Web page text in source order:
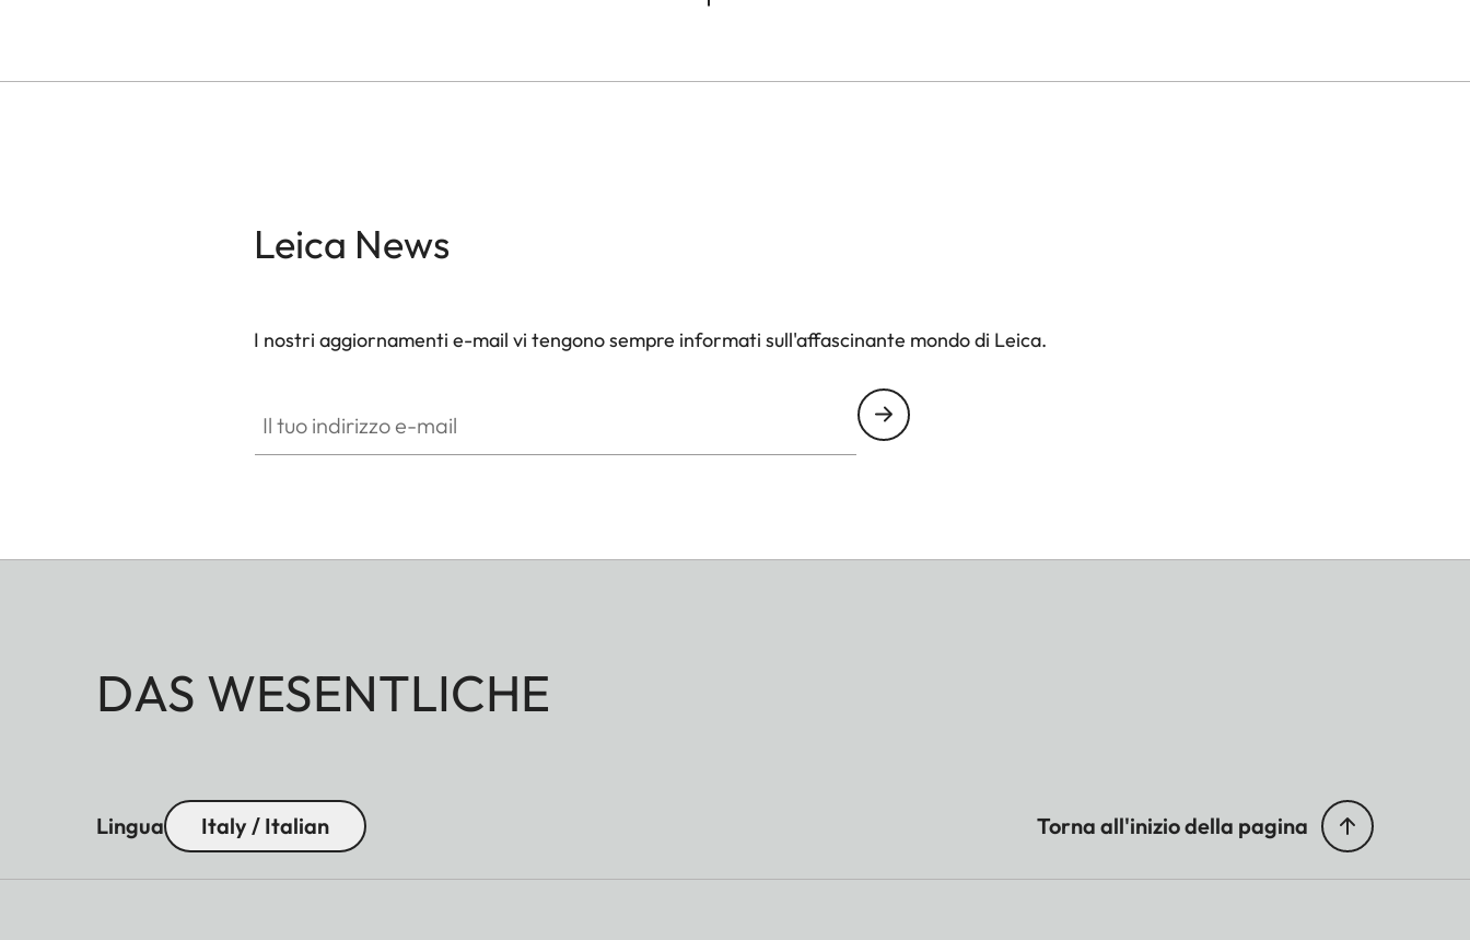
Leica News
I nostri aggiornamenti e-mail vi tengono sempre informati sull'affascinante mondo di Leica.
DAS WESENTLICHE
Lingua Italy / Italian Torna all'inizio della pagina